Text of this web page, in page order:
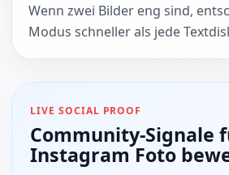
Wenn zwei Bilder eng sind,
Modus schneller als jede
LIVE SOCIAL PROOF
Community-Signale
Instagram Foto